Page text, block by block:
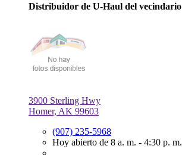
Distribuidor de U-Haul del vecindario
3900 Sterling Hwy
Homer, AK 99603
(907) 235-5968
Hoy abierto de 8 a. m. - 4:30 p. m.